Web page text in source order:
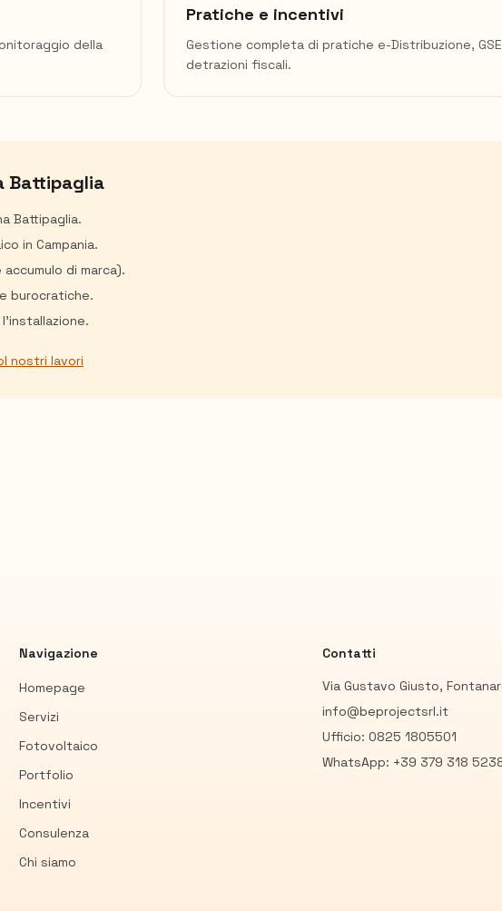
della
Pratiche e incentivi
Gestione completa di pratiche e-Distribuzione,
detrazioni fiscali.
Battipaglia
Battipaglia.
in Campania.
di marca).
burocratiche.
I nostri lavori
Navigazione
Homepage
Servizi
Fotovoltaico
Portfolio
Incentivi
Consulenza
Chi siamo
Contatti
Via Gustavo Giusto,
info@beprojectsrl.it
Ufficio: 0825 1805501
WhatsApp: +39 379 318